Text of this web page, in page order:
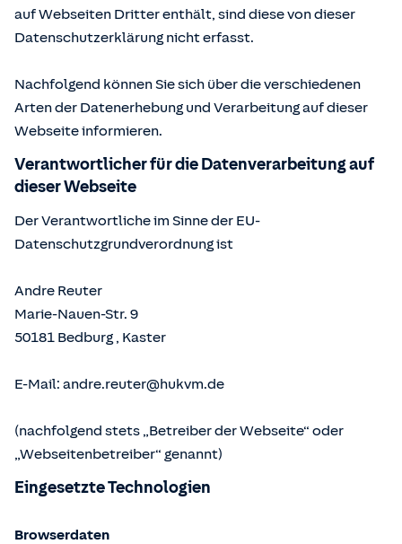
auf Webseiten Dritter enthält, sind diese von dieser
Datenschutzerklärung nicht erfasst.
Nachfolgend können Sie sich über die verschiedenen
Arten der Datenerhebung und Verarbeitung auf dieser
Webseite informieren.
Verantwortlicher für die Datenverarbeitung auf
dieser Webseite
Der Verantwortliche im Sinne der EU-
Datenschutzgrundverordnung ist
Andre Reuter
Marie-Nauen-Str. 9
50181 Bedburg , Kaster
E-Mail: andre.reuter@hukvm.de
(nachfolgend stets „Betreiber der Webseite“ oder
„Webseitenbetreiber“ genannt)
Eingesetzte Technologien
Browserdaten